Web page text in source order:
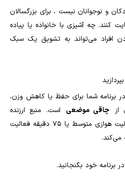
و نوجوانان نیست ، برای بزرگسالان
چه آشپزی با خانواده یا پیاده
افراد می‌تواند به تشویق یک سبک
برنامه شما برای حفظ یا کاهش وزن،
از چاقی موضعی
است. منبع ارزنده
CDCTrusted 150 دقیقه فعالیت هوازی متوسط یا 75 دقیقه فعالیت
می‌کند.
برنامه خود بگنجانید.